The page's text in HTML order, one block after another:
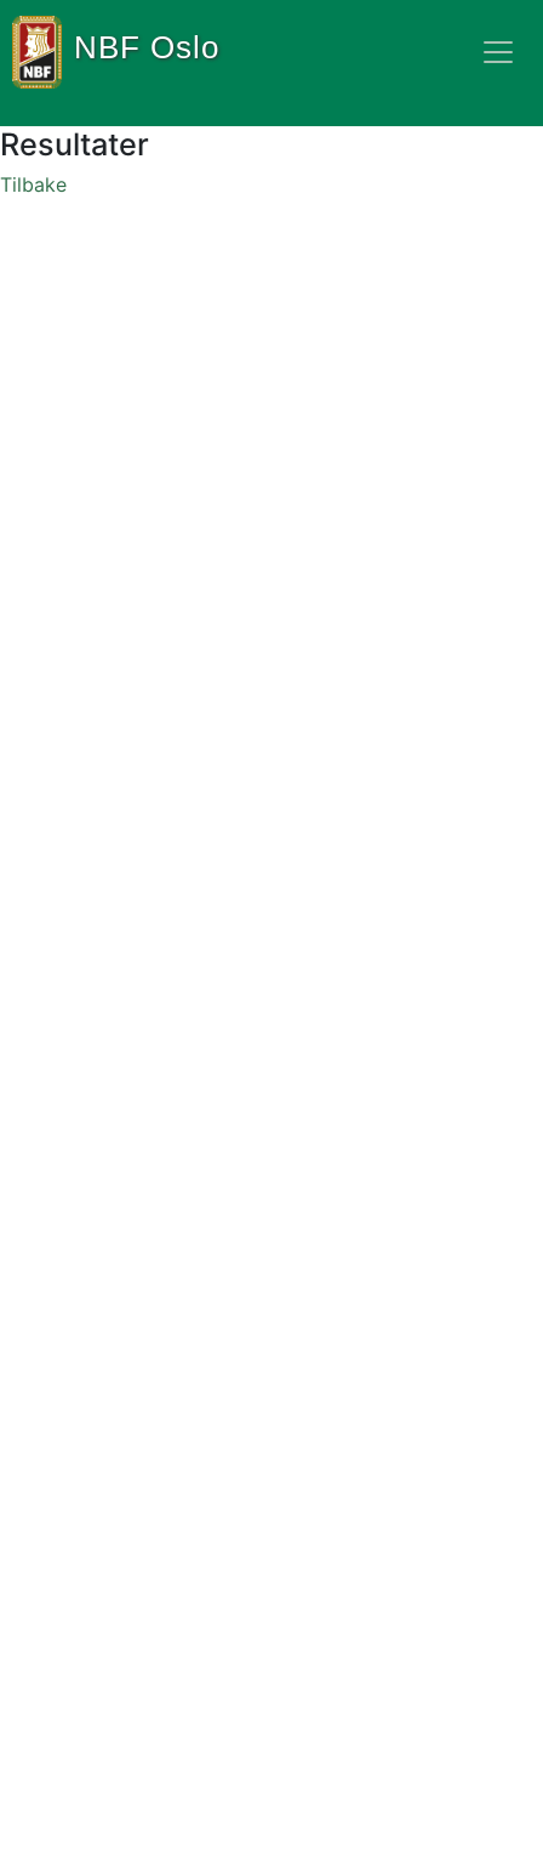
NBF Oslo
Resultater
Tilbake